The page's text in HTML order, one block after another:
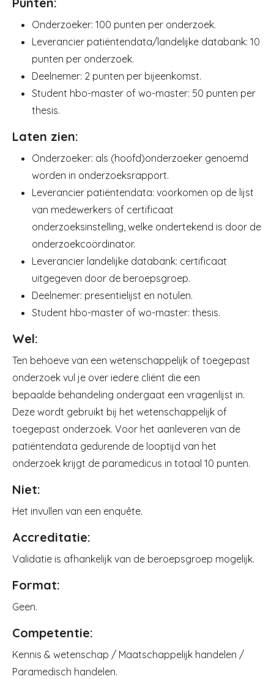
Onderzoeker: 100 punten per onderzoek.
Leverancier patiëntendata/landelijke databank: 10
punten per onderzoek.
Deelnemer: 2 punten per bijeenkomst.
Student hbo-master of wo-master: 50 punten per
thesis.
Laten zien:
Onderzoeker: als (hoofd)onderzoeker genoemd
worden in onderzoeksrapport.
Leverancier patiëntendata: voorkomen op de lijst
van medewerkers of certificaat
onderzoeksinstelling, welke ondertekend is door de
onderzoekcoördinator.
Leverancier landelijke databank: certificaat
uitgegeven door de beroepsgroep.
Deelnemer: presentielijst en notulen.
Student hbo-master of wo-master: thesis.
Wel:
Ten behoeve van een wetenschappelijk of toegepast
onderzoek vul je over iedere cliënt die een
bepaalde behandeling ondergaat een vragenlijst in.
Deze wordt gebruikt bij het wetenschappelijk of
toegepast onderzoek. Voor het aanleveren van de
patiëntendata gedurende de looptijd van het
onderzoek krijgt de paramedicus in totaal 10 punten.
Niet:
Het invullen van een enquête.
Accreditatie:
Validatie is afhankelijk van de beroepsgroep mogelijk.
Format:
Geen.
Competentie:
Kennis & wetenschap / Maatschappelijk handelen /
Paramedisch handelen.